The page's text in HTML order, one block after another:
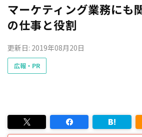
マーケティング業務にも
の仕事と役割
更新日: 2019年08月20日
広報・PR